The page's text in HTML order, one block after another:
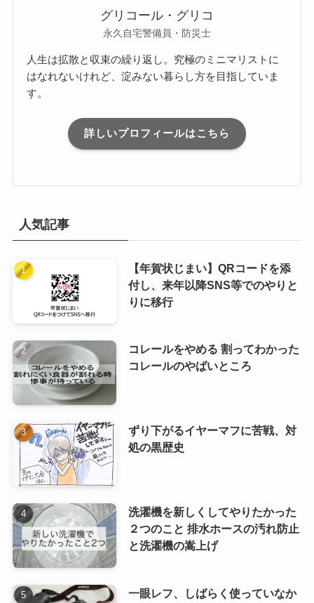
グリコール・グリコ
永久自宅警備員・防災士
人生は拡散と収束の繰り返し。究極のミニマリストに
はなれないけれど、淀みない暮らし方を目指していま
す。
詳しいプロフィールはこちら
人気記事
【年賀状じまい】QRコードを添
付し、来年以降SNS等でのやりと
りに移行
コレールをやめる 割ってわかった
コレールのやばいところ
ずり下がるイヤーマフに苦戦、対
処の黒歴史
洗濯機を新しくしてやりたかった
２つのこと 排水ホースの汚れ防止
と洗濯機の嵩上げ
一眼レフ、しばらく使っていなか